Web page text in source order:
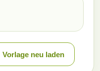
Vorlage neu laden